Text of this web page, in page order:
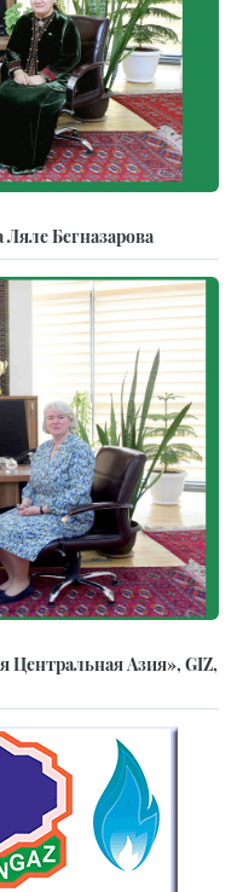
Бегназарова
Центральная Азия», GIZ,